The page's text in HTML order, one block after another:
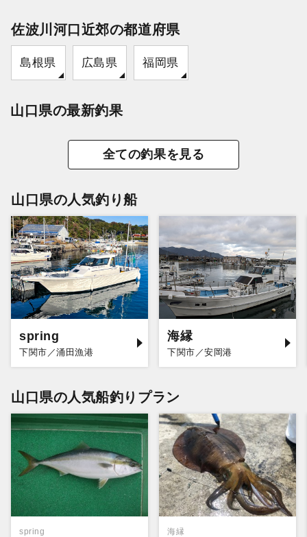
佐波川河口近郊の都道府県
島根県 広島県 福岡県
山口県の最新釣果
全ての釣果を見る
山口県の人気釣り船
spring
下関市／涌田漁港
海縁
下関市／安岡港
山口県の人気船釣りプラン
spring 海縁